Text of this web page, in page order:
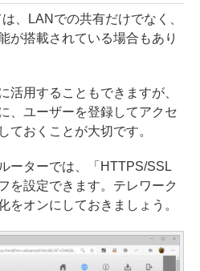
、LANでの共有だけでなく、
が搭載されている場合もあり
用することもできますが、
、ユーザーを登録してアクセ
ておくことが大切です。
ーターでは、「HTTPS/SSL
を設定できます。テレワーク
をオンにしておきましょう。